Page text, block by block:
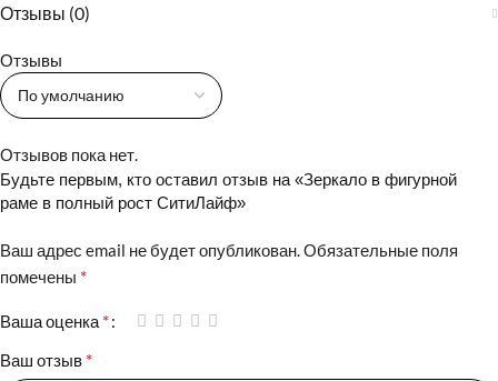
Отзывы (0)
Отзывы
Отзывов пока нет.
Будьте первым, кто оставил отзыв на «Зеркало в фигурной
раме в полный рост СитиЛайф»
Ваш адрес email не будет опубликован.Обязательные поля
помечены *
Ваша оценка *
Ваш отзыв *